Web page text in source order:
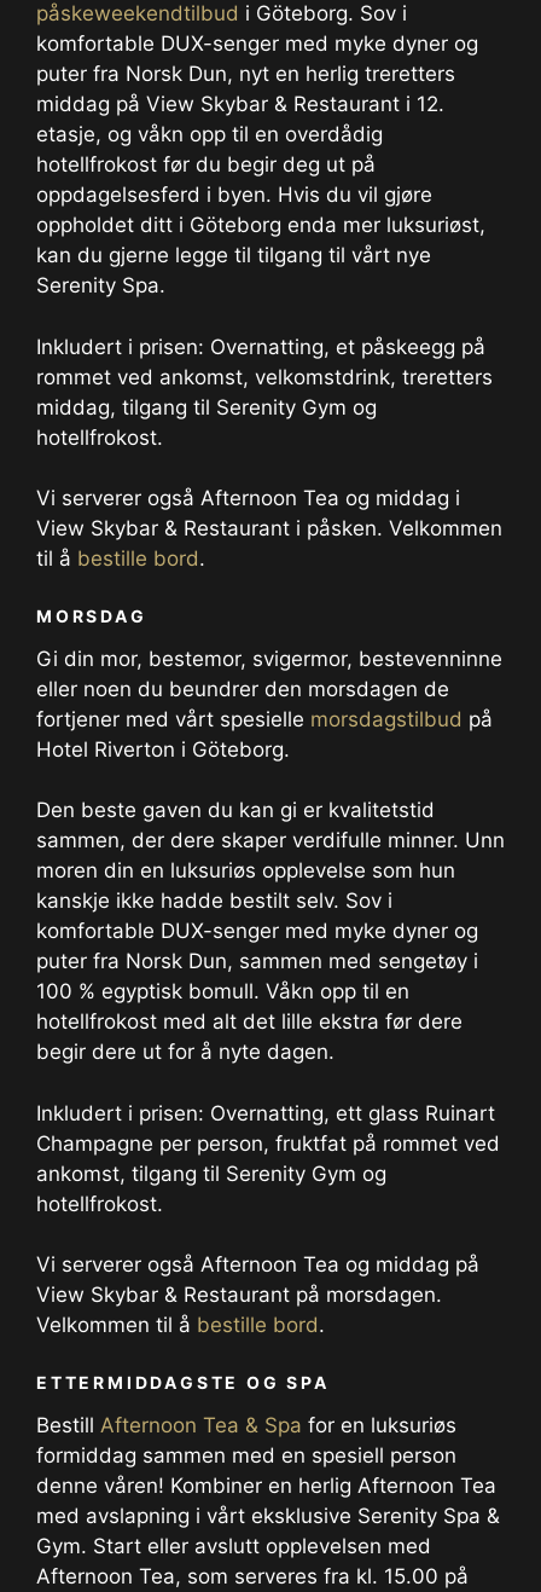
påskeweekendtilbud i Göteborg. Sov i
komfortable DUX-senger med myke dyner og
puter fra Norsk Dun, nyt en herlig treretters
middag på View Skybar & Restaurant i 12.
etasje, og våkn opp til en overdådig
hotellfrokost før du begir deg ut på
oppdagelsesferd i byen. Hvis du vil gjøre
oppholdet ditt i Göteborg enda mer luksuriøst,
kan du gjerne legge til tilgang til vårt nye
Serenity Spa.
Inkludert i prisen: Overnatting, et påskeegg på
rommet ved ankomst, velkomstdrink, treretters
middag, tilgang til Serenity Gym og
hotellfrokost.
Vi serverer også Afternoon Tea og middag i
View Skybar & Restaurant i påsken. Velkommen
til å bestille bord.
MORSDAG
Gi din mor, bestemor, svigermor, bestevenninne
eller noen du beundrer den morsdagen de
fortjener med vårt spesielle morsdagstilbud på
Hotel Riverton i Göteborg.
Den beste gaven du kan gi er kvalitetstid
sammen, der dere skaper verdifulle minner. Unn
moren din en luksuriøs opplevelse som hun
kanskje ikke hadde bestilt selv. Sov i
komfortable DUX-senger med myke dyner og
puter fra Norsk Dun, sammen med sengetøy i
100 % egyptisk bomull. Våkn opp til en
hotellfrokost med alt det lille ekstra før dere
begir dere ut for å nyte dagen.
Inkludert i prisen: Overnatting, ett glass Ruinart
Champagne per person, fruktfat på rommet ved
ankomst, tilgang til Serenity Gym og
hotellfrokost.
Vi serverer også Afternoon Tea og middag på
View Skybar & Restaurant på morsdagen.
Velkommen til å bestille bord.
ETTERMIDDAGSTE OG SPA
Bestill Afternoon Tea & Spa for en luksuriøs
formiddag sammen med en spesiell person
denne våren! Kombiner en herlig Afternoon Tea
med avslapning i vårt eksklusive Serenity Spa &
Gym. Start eller avslutt opplevelsen med
Afternoon Tea, som serveres fra kl. 15.00 på